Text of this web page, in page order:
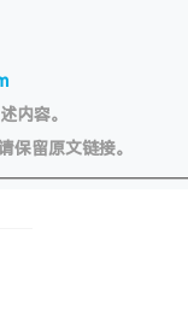
内容。
保留原文链接。